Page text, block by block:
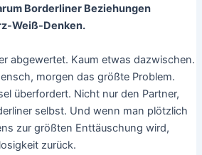
Borderliner Beziehungen
Weiß-Denken.
abgewertet. Kaum etwas dazwischen.
morgen das größte Problem.
überfordert. Nicht nur den Partner,
selbst. Und wenn man plötzlich
zur größten Enttäuschung wird,
zurück.